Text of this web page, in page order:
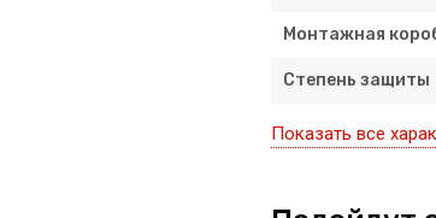
Монтажная
Степень защиты
Показать все